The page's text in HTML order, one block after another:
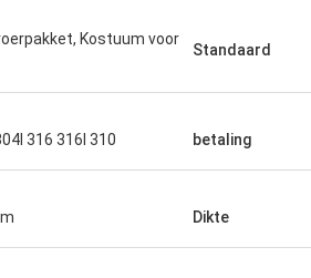
Kostuum voor
Standaard
316 316l 310 betaling
Dikte